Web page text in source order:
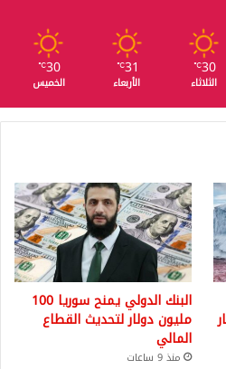
30
℃
الثلاثاء
31
℃
الأربعاء
30
℃
الخميس
البنك الدولي يمنح سوريا 100
مليون دولار لتحديث القطاع
المالي
منذ 9 ساعات